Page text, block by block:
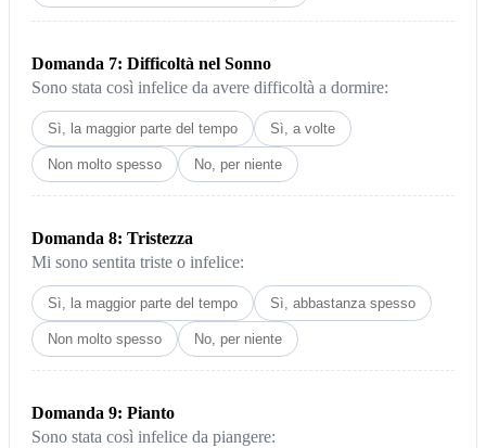
Domanda 7: Difficoltà nel Sonno
Sono stata così infelice da avere difficoltà a dormire:
Sì, la maggior parte del tempo Sì, a volte
Non molto spesso No, per niente
Domanda 8: Tristezza
Mi sono sentita triste o infelice:
Sì, la maggior parte del tempo Sì, abbastanza spesso
Non molto spesso No, per niente
Domanda 9: Pianto
Sono stata così infelice da piangere: